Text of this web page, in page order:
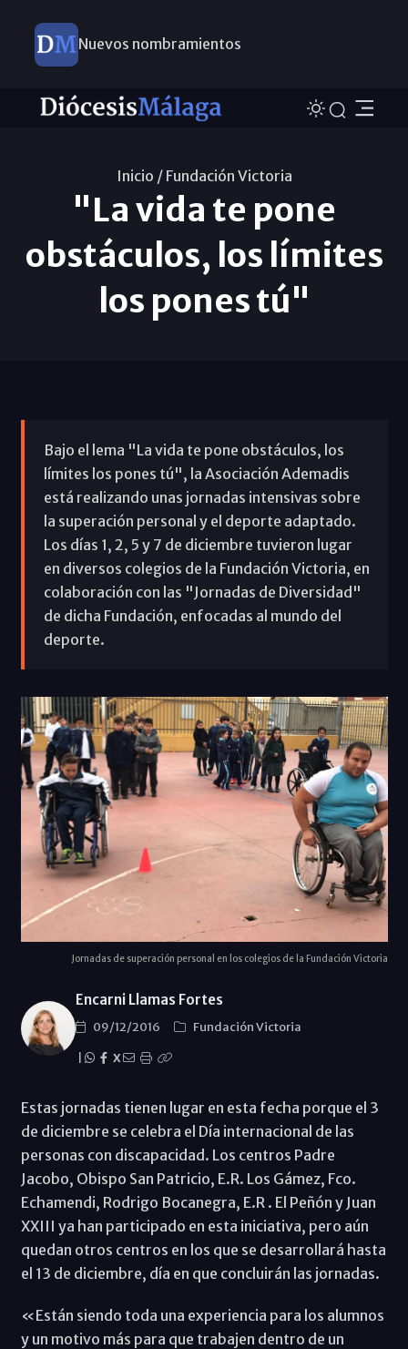
Nuevos nombramientos
Inicio / Fundación Victoria
"La vida te pone
obstáculos, los límites
los pones tú"
Bajo el lema "La vida te pone obstáculos, los
límites los pones tú", la Asociación Ademadis
está realizando unas jornadas intensivas sobre
la superación personal y el deporte adaptado.
Los días 1, 2, 5 y 7 de diciembre tuvieron lugar
en diversos colegios de la Fundación Victoria, en
colaboración con las "Jornadas de Diversidad"
de dicha Fundación, enfocadas al mundo del
deporte.
Jornadas de superación personal en los colegios de la Fundación Victoria
Encarni Llamas Fortes
09/12/2016
Fundación Victoria
X
Estas jornadas tienen lugar en esta fecha porque el 3
de diciembre se celebra el Día internacional de las
personas con discapacidad. Los centros Padre
Jacobo, Obispo San Patricio, E.R. Los Gámez, Fco.
Echamendi, Rodrigo Bocanegra, E.R . El Peñón y Juan
XXIII ya han participado en esta iniciativa, pero aún
quedan otros centros en los que se desarrollará hasta
el 13 de diciembre, día en que concluirán las jornadas.
«Están siendo toda una experiencia para los alumnos
y un motivo más para que trabajen dentro de un